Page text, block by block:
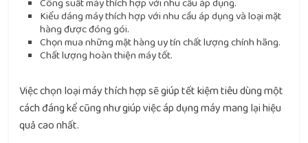
Kiểu dáng máy thích hợp với nhu cầu áp dụng và loại mặt
hàng được đóng gói.
Chọn mua những mặt hàng uy tín chất lượng chính hãng.
Chất lượng hoàn thiện máy tốt.
Việc chọn loại máy thích hợp sẽ giúp tết kiệm tiêu dùng một
cách đáng kể cũng như giúp việc áp dụng máy mang lại hiệu
quả cao nhất.